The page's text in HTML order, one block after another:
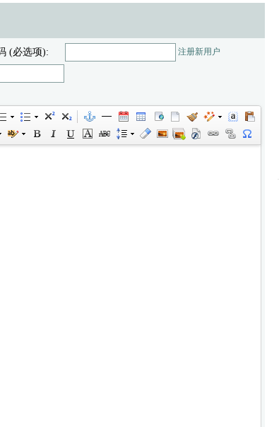
(必选项): 注册新用户